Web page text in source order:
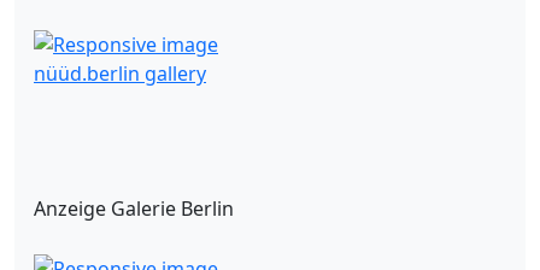
nüüd.berlin gallery
Anzeige Galerie Berlin